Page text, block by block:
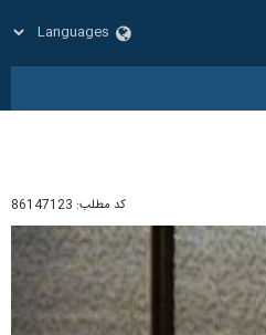
کد مطلب: 86147123